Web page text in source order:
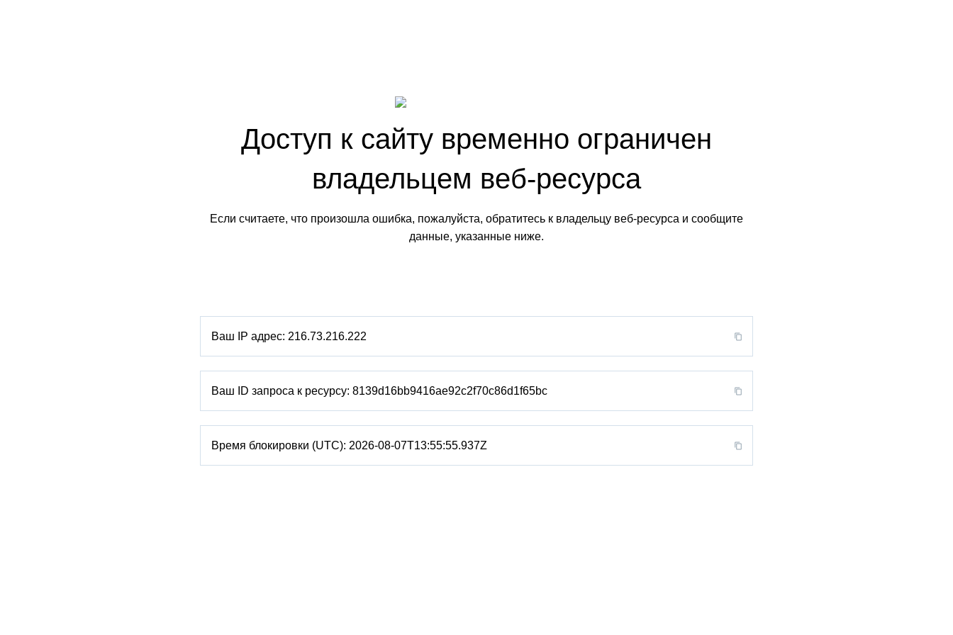
Доступ к сайту временно ограничен
владельцем веб-ресурса
Если считаете, что произошла ошибка, пожалуйста, обратитесь к владельцу веб-ресурса и сообщите
данные, указанные ниже.
Ваш IP адрес: 216.73.216.222
Ваш ID запроса к ресурсу: 8139d16bb9416ae92c2f70c86d1f65bc
Время блокировки (UTC): 2026-08-07T13:55:55.937Z